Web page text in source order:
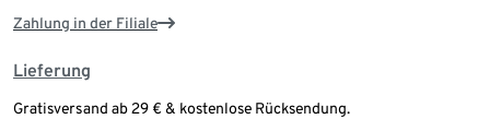
Zahlung in der Filiale
Lieferung
Gratisversand ab 29 € & kostenlose Rücksendung.